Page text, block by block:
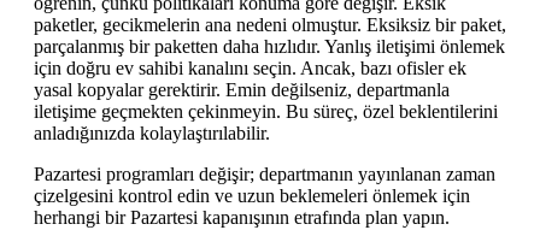
paketler, gecikmelerin ana nedeni olmuştur. Eksiksiz bir paket,
parçalanmış bir paketten daha hızlıdır. Yanlış iletişimi önlemek
için doğru ev sahibi kanalını seçin. Ancak, bazı ofisler ek
yasal kopyalar gerektirir. Emin değilseniz, departmanla
iletişime geçmekten çekinmeyin. Bu süreç, özel beklentilerini
anladığınızda kolaylaştırılabilir.
Pazartesi programları değişir; departmanın yayınlanan zaman
çizelgesini kontrol edin ve uzun beklemeleri önlemek için
herhangi bir Pazartesi kapanışının etrafında plan yapın.